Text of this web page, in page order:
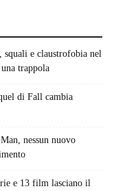
e claustrofobia nel
trappola
di Fall cambia
nessun nuovo
e 13 film lasciano il